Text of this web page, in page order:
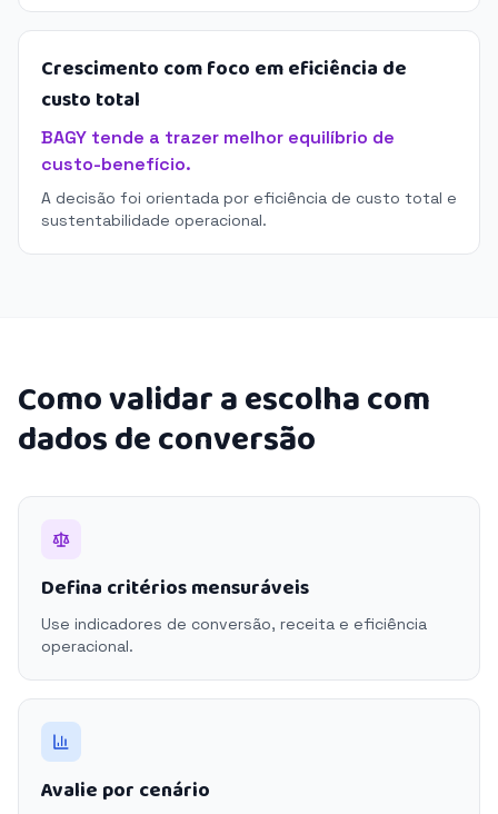
Crescimento com foco em eficiência de
custo total
BAGY tende a trazer melhor equilíbrio de
custo-benefício.
A decisão foi orientada por eficiência de custo total e
sustentabilidade operacional.
Como validar a escolha com
dados de conversão
Defina critérios mensuráveis
Use indicadores de conversão, receita e eficiência
operacional.
Avalie por cenário